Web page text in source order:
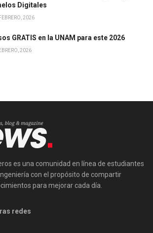
Digitales
2026
GRATIS en la UNAM para este 2026
2026
es una comunidad en línea de estudiantes
con el propósito de compartir
para mejorar cada día.
redes